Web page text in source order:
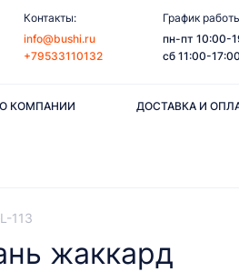
Контакты:
info@bushi.ru
+79533110132
График
пн-пт 10:00-
сб 11:00-17:00
О КОМПАНИИ ДОСТАВКА И
113
жаккард